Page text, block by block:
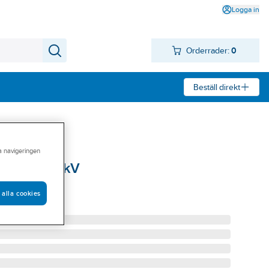
Logga in
Orderrader: 0
Beställ direkt
A, 24kV
24KV 10A
navigeringen
alla cookies